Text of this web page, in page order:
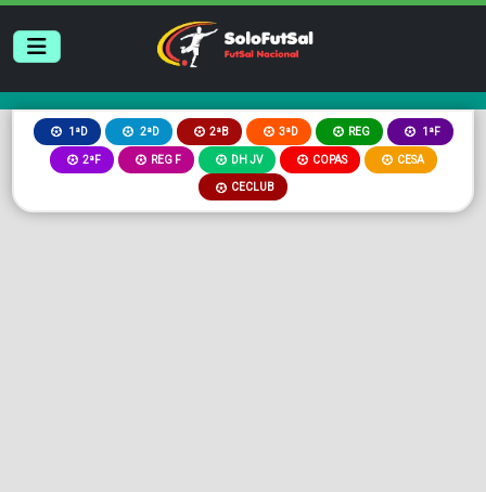
1ªD 2ªD 2ªB 3ªD REG 1ªF
2ªF REG F DH JV COPAS CESA
CECLUB